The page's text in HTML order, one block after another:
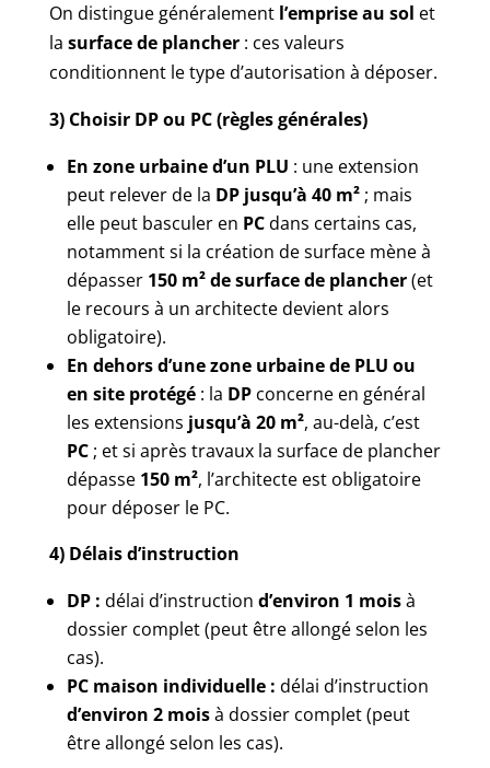
On distingue généralement l’emprise au sol et
la surface de plancher: ces valeurs
conditionnent le type d’autorisation à déposer.
3) Choisir DP ou PC (règles générales)
En zone urbaine d’un PLU : une extension
peut relever de la DP jusqu’à 40 m²; mais
elle peut basculer en PCdans certains cas,
notamment si la création de surface mène à
dépasser 150 m² de surface de plancher(et
le recours à un architecte devient alors
obligatoire).
En dehors d’une zone urbaine de PLU ou
en site protégé: la DPconcerne en général
les extensions jusqu’à 20 m², au-delà, c’est
PC; et si après travaux la surface de plancher
dépasse 150 m², l’architecte est obligatoire
pour déposer le PC.
4) Délais d’instruction
DP : délai d’instruction d’environ 1 moisà
dossier complet (peut être allongé selon les
cas).
PC maison individuelle : délai d’instruction
d’environ 2 moisà dossier complet (peut
être allongé selon les cas).